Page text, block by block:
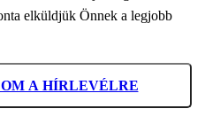
elküldjük Önnek a legjobb
A HÍRLEVÉLRE